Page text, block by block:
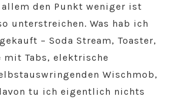
allem den Punkt weniger ist
unterstreichen. Was hab ich
– Soda Stream, Toaster,
mit Tabs, elektrische
Wischmob,
tu ich eigentlich nichts